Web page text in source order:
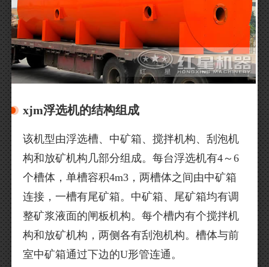
xjm浮选机的结构组成
该机型由浮选槽、中矿箱、搅拌机构、刮泡机
构和放矿机构几部分组成。每台浮选机有4～6
个槽体，单槽容积4m3，两槽体之间由中矿箱
连接，一槽有尾矿箱。中矿箱、尾矿箱均有调
整矿浆液面的闸板机构。每个槽内有个搅拌机
构和放矿机构，两侧各有刮泡机构。槽体与前
室中矿箱通过下边的U形管连通。